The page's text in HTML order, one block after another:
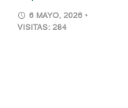
6 MAYO, 2026 •
VISITAS: 284